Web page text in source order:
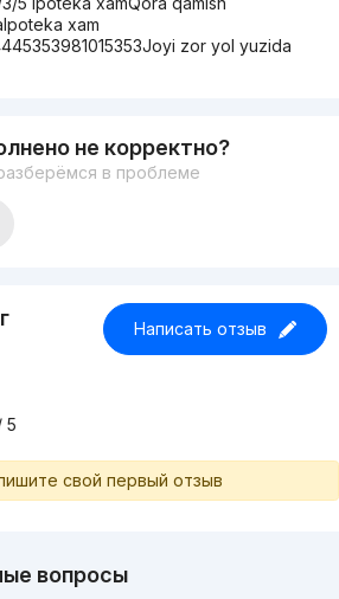
xam
zor yol yuzida
не корректно?
в проблеме
Написать отзыв
5
свой первый отзыв
вопросы